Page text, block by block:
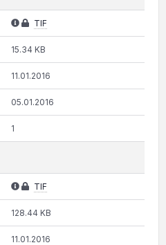
TIF
15.34 KB
11.01.2016
05.01.2016
1
TIF
128.44 KB
11.01.2016